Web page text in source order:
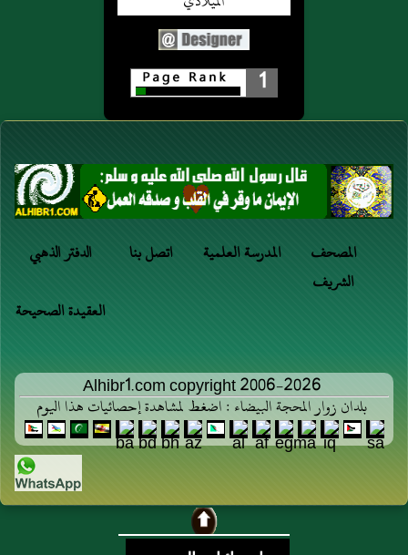
1
الدفتر الذهبي اتصل بنا المدرسة العلمية
المصحف
الشريف
العقيدة الصحيحة
Alhibr1.com copyright 2006-2026
بلدان زوار المحجة البيضاء : اضغط لمشاهدة إحصائيات هذا اليوم